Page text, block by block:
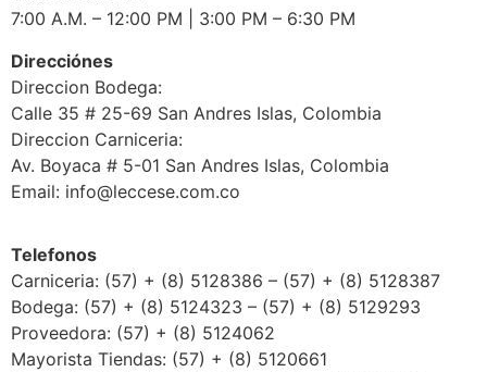
7:00 A.M. – 12:00 PM | 3:00 PM – 6:30 PM
Direcciónes
Direccion Bodega:
Calle 35 # 25-69 San Andres Islas, Colombia
Direccion Carniceria:
Av. Boyaca # 5-01 San Andres Islas, Colombia
Email: info@leccese.com.co
Telefonos
Carniceria: (57) + (8) 5128386 – (57) + (8) 5128387
Bodega: (57) + (8) 5124323 – (57) + (8) 5129293
Proveedora: (57) + (8) 5124062
Mayorista Tiendas: (57) + (8) 5120661